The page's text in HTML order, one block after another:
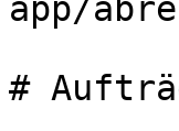
app/
#